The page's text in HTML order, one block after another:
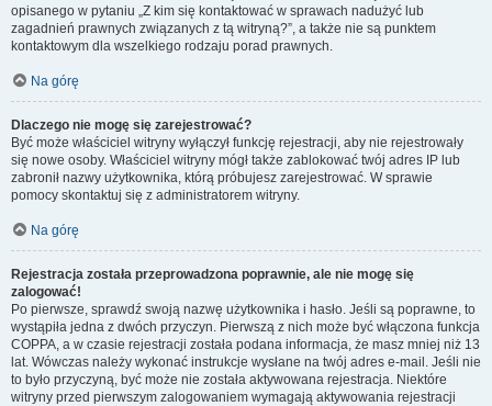
opisanego w pytaniu „Z kim się kontaktować w sprawach nadużyć lub
zagadnień prawnych związanych z tą witryną?”, a także nie są punktem
kontaktowym dla wszelkiego rodzaju porad prawnych.
Na górę
Dlaczego nie mogę się zarejestrować?
Być może właściciel witryny wyłączył funkcję rejestracji, aby nie rejestrowały
się nowe osoby. Właściciel witryny mógł także zablokować twój adres IP lub
zabronił nazwy użytkownika, którą próbujesz zarejestrować. W sprawie
pomocy skontaktuj się z administratorem witryny.
Na górę
Rejestracja została przeprowadzona poprawnie, ale nie mogę się
zalogować!
Po pierwsze, sprawdź swoją nazwę użytkownika i hasło. Jeśli są poprawne, to
wystąpiła jedna z dwóch przyczyn. Pierwszą z nich może być włączona funkcja
COPPA, a w czasie rejestracji została podana informacja, że masz mniej niż 13
lat. Wówczas należy wykonać instrukcje wysłane na twój adres e-mail. Jeśli nie
to było przyczyną, być może nie została aktywowana rejestracja. Niektóre
witryny przed pierwszym zalogowaniem wymagają aktywowania rejestracji